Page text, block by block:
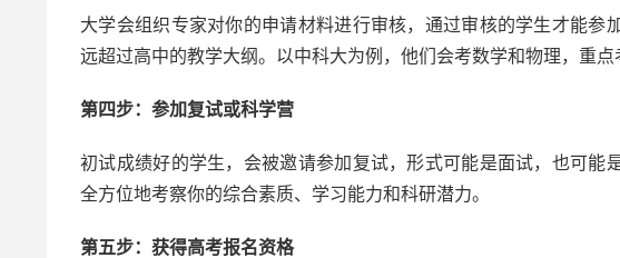
大学会组织专家对你的申请材料进行审核，通过审核的学生才能参
远超过高中的教学大纲。以中科大为例，他们会考数学和物理，重点
第四步：参加复试或科学营
初试成绩好的学生，会被邀请参加复试，形式可能是面试，也可能
全方位地考察你的综合素质、学习能力和科研潜力。
第五步：获得高考报名资格